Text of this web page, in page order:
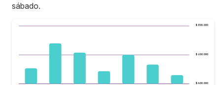
sábado.
$ 400.000
$ 600.000
$ 800.000